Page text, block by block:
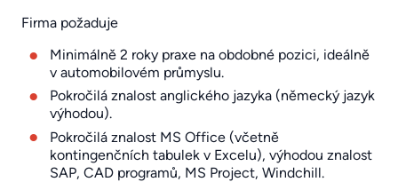
Firma požaduje
Minimálně 2 roky praxe na obdobné pozici, ideálně
v automobilovém průmyslu.
Pokročilá znalost anglického jazyka (německý jazyk
výhodou).
Pokročilá znalost MS Office (včetně
kontingenčních tabulek v Excelu), výhodou znalost
SAP, CAD programů, MS Project, Windchill.